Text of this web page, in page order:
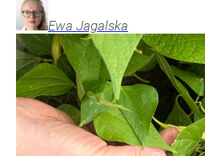
Ewa Jagalska